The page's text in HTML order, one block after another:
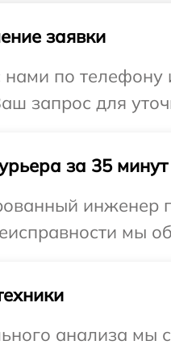
заявки
по телефону
запрос для
за 35 минут
инженер
мы
анализа мы